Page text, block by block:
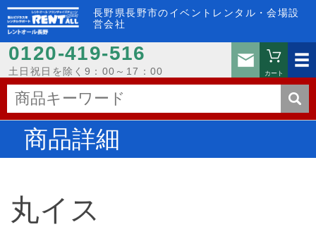
長野県長野市のイベントレンタル・会場設
営会社
0120-419-516
土日祝日を除く9：00～17：00
お問い
カート
商品詳細
丸イス